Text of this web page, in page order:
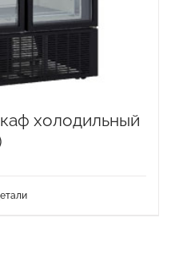
холодильный